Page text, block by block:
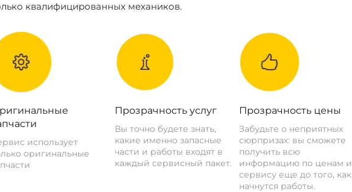
квалифицированных механиков.
использует
оригинальные
Прозрачность услуг
Вы точно будете знать,
какие именно запасные
части и работы входят в
каждый сервисный пакет.
Прозрачность цены
Забудьте о неприятных
сюрпризах: вы сможете
получить всю
информацию по ценам и
сервису еще до того, как
начнутся работы.